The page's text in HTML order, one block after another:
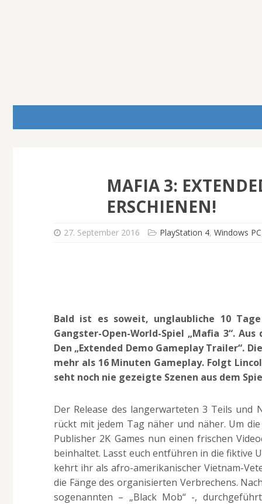
MAFIA 3:
ERSCHIENEN!
27. September 2016 PlayStation 4,Windows PC
Bald ist es soweit, unglaubliche 10
Gangster-Open-World-Spiel „Mafia 3“.
Den „Extended Demo Gameplay Trailer“.
mehr als 16 Minuten Gameplay. Folgt
seht noch nie gezeigte Szenen aus dem
Der Release des langerwarteten 3 Teils und
rückt mit jedem Tag näher und näher. Um
Publisher 2K Games nun einen frischen
beinhaltet. Lasst euch entführen in die fiktive
kehrt ihr als afro-amerikanischer Vietnam-
die Fänge des organisierten Verbrechens.
sogenannten – „Black Mob“ -,